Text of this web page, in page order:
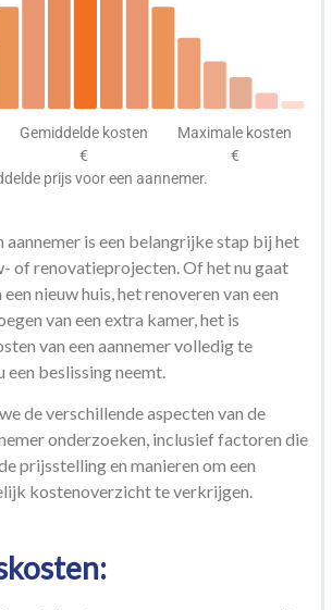
Gemiddelde kosten
€
Maximale kosten
€
prijs voor een aannemer.
aannemer is een belangrijke stap bij het
of renovatieprojecten. Of het nu gaat
nieuw huis, het renoveren van een
van een extra kamer, het is
van een aannemer volledig te
beslissing neemt.
de verschillende aspecten van de
onderzoeken, inclusief factoren die
prijsstelling en manieren om een
kostenoverzicht te verkrijgen.